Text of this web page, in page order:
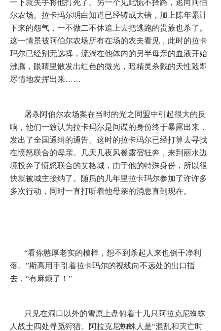
一下就失手将他打死了。另一个见此慌不择路，逃向阿伯
尔农场。拉卡玛尔明白知道已经铸成大错，加上陈年累计
下来的怨气，一不做二不休追上去把逃跑的贵族也杀了。
这一情景被阿伯尔农场所有在场的农夫看见，此时的拉卡
玛尔已经别无选择，流淌在他体内的另半母亲的血液开始
沸腾，眼睛里散发出红色的微光，暗精灵杀戮的天性随即
尽情地发挥出来……
屠杀阿伯尔农场案在当时的光之同盟中引起很大的反
响，他们一致认为拉卡玛尔是间谍的身份终于暴露出来，
发出了全国通缉的通告。这时的拉卡玛尔已经打算去寻找
在愤怒联合的母亲。几天几夜风餐露宿狂奔，来到丽水边
境投奔了愤怒联合的艾格城，由于他的特殊身份，所以很
快就被城主接纳了。随后的几年里拉卡玛尔参加了许许多
多次行动，同时一直打听着他母亲的消息直到现在。
“看你憨厚老实的模样，想不到杀起人来也倒干净利
落。”斯高用手引着拉卡玛尔的视线向不远处的出口指
去，“有麻烦了！”
只见在洞口以外的雪原上盘俯着十几只阿拉克尼蜘蛛
人战士四处寻觅狩猎。阿拉克尼蜘蛛人是“混乱和灭亡时